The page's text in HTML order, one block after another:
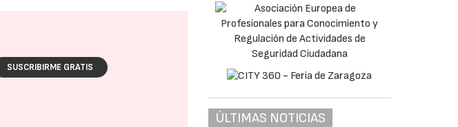
SUSCRIBIRME GRATIS
ÚLTIMAS NOTICIAS